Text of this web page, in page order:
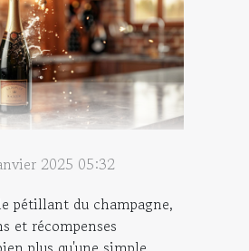
2025 05:32
pétillant du champagne,
et récompenses